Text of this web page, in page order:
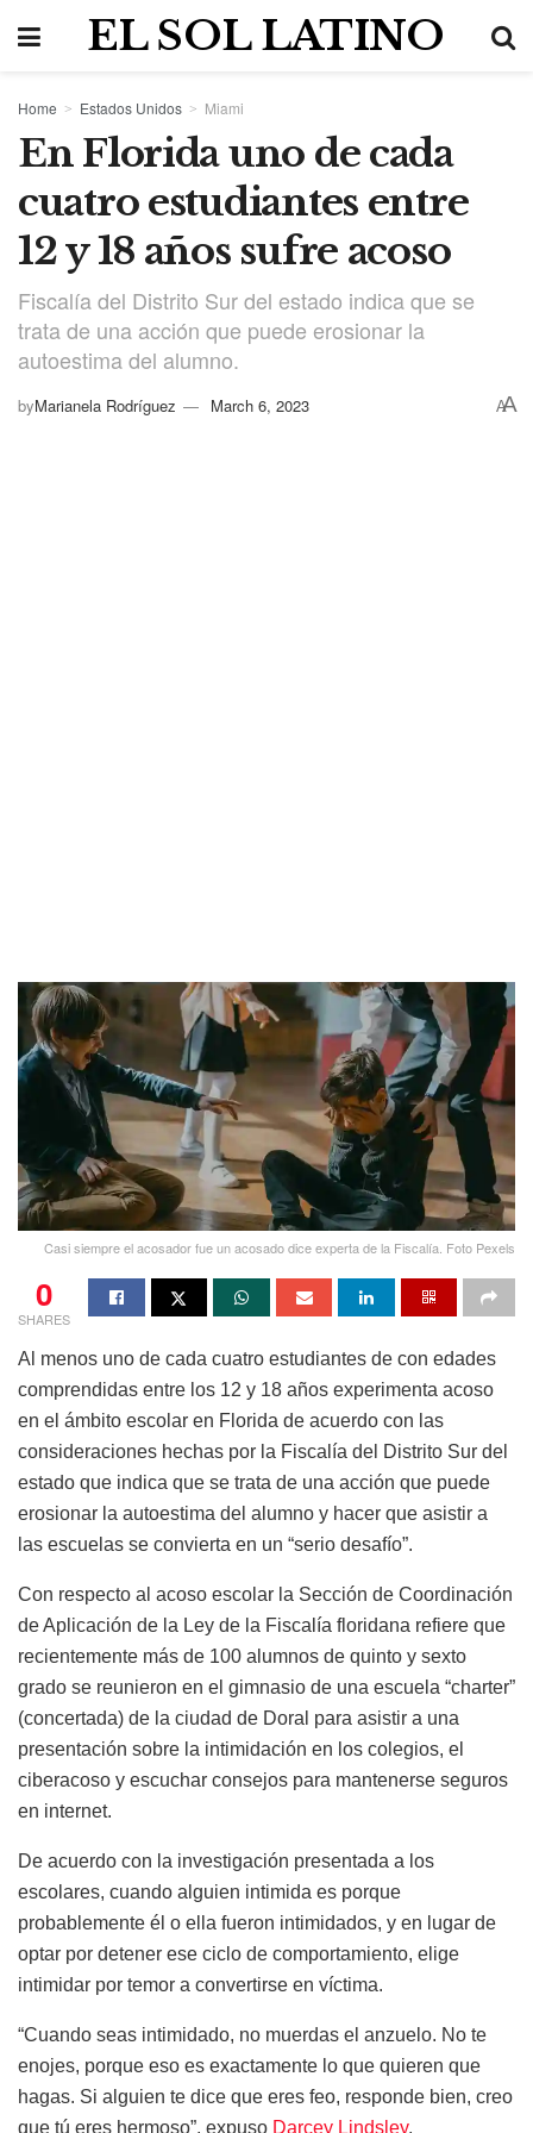
EL SOL LATINO
Home Estados Unidos Miami
En Florida uno de cada
cuatro estudiantes entre
12 y 18 años sufre acoso
Fiscalía del Distrito Sur del estado indica que se
trata de una acción que puede erosionar la
autoestima del alumno.
byMarianela Rodríguez March 6, 2023 AA
Casi siempre el acosador fue un acosado dice experta de la Fiscalía. Foto Pexels
0
SHARES
Al menos uno de cada cuatro estudiantes de con edades
comprendidas entre los 12 y 18 años experimenta acoso
en el ámbito escolar en Florida de acuerdo con las
consideraciones hechas por la Fiscalía del Distrito Sur del
estado que indica que se trata de una acción que puede
erosionar la autoestima del alumno y hacer que asistir a
las escuelas se convierta en un “serio desafío”.
Con respecto al acoso escolar la Sección de Coordinación
de Aplicación de la Ley de la Fiscalía floridana refiere que
recientemente más de 100 alumnos de quinto y sexto
grado se reunieron en el gimnasio de una escuela “charter”
(concertada) de la ciudad de Doral para asistir a una
presentación sobre la intimidación en los colegios, el
ciberacoso y escuchar consejos para mantenerse seguros
en internet.
De acuerdo con la investigación presentada a los
escolares, cuando alguien intimida es porque
probablemente él o ella fueron intimidados, y en lugar de
optar por detener ese ciclo de comportamiento, elige
intimidar por temor a convertirse en víctima.
“Cuando seas intimidado, no muerdas el anzuelo. No te
enojes, porque eso es exactamente lo que quieren que
hagas. Si alguien te dice que eres feo, responde bien, creo
que tú eres hermoso”, expuso Darcey Lindsley,